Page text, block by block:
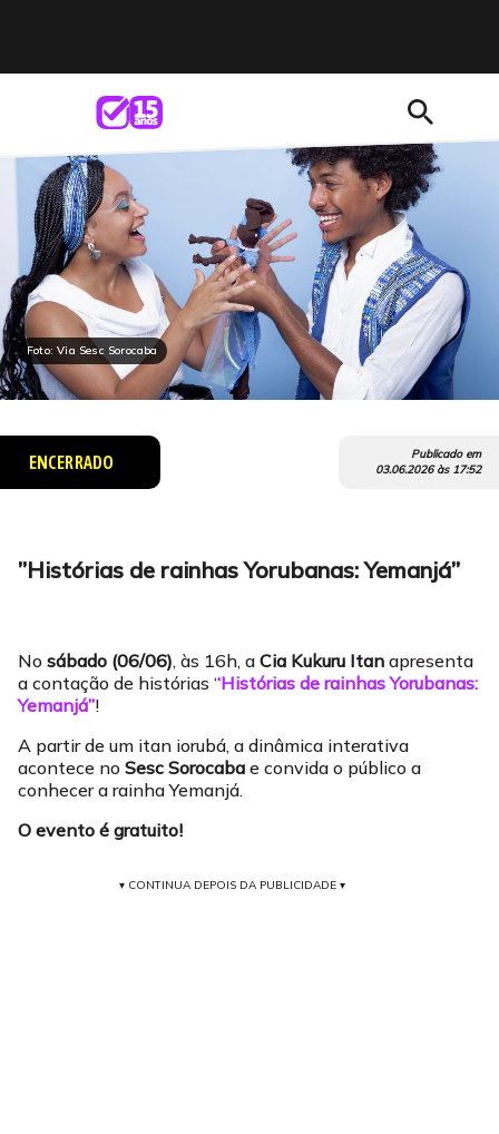
search
Foto: Via Sesc Sorocaba
ENCERRADO
Publicado em
03.06.2026às 17:52
”Histórias de rainhas Yorubanas: Yemanjá”
No sábado (06/06), às 16h, a Cia Kukuru Itan apresenta
a contação de histórias ‘‘Histórias de rainhas Yorubanas:
Yemanjá”!
A partir de um itan iorubá, a dinâmica interativa
acontece no Sesc Sorocaba e convida o público a
conhecer a rainha Yemanjá.
O evento é gratuito!
▾ CONTINUA DEPOIS DA PUBLICIDADE ▾